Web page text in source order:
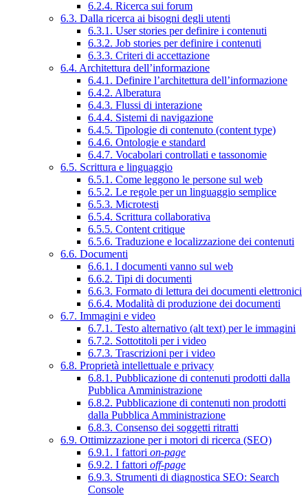
6.2.4. Ricerca sui forum
6.3. Dalla ricerca ai bisogni degli utenti
6.3.1. User stories per definire i contenuti
6.3.2. Job stories per definire i contenuti
6.3.3. Criteri di accettazione
6.4. Architettura dell’informazione
6.4.1. Definire l’architettura dell’informazione
6.4.2. Alberatura
6.4.3. Flussi di interazione
6.4.4. Sistemi di navigazione
6.4.5. Tipologie di contenuto (content type)
6.4.6. Ontologie e standard
6.4.7. Vocabolari controllati e tassonomie
6.5. Scrittura e linguaggio
6.5.1. Come leggono le persone sul web
6.5.2. Le regole per un linguaggio semplice
6.5.3. Microtesti
6.5.4. Scrittura collaborativa
6.5.5. Content critique
6.5.6. Traduzione e localizzazione dei contenuti
6.6. Documenti
6.6.1. I documenti vanno sul web
6.6.2. Tipi di documenti
6.6.3. Formato di lettura dei documenti elettronici
6.6.4. Modalità di produzione dei documenti
6.7. Immagini e video
6.7.1. Testo alternativo (alt text) per le immagini
6.7.2. Sottotitoli per i video
6.7.3. Trascrizioni per i video
6.8. Proprietà intellettuale e privacy
6.8.1. Pubblicazione di contenuti prodotti dalla
Pubblica Amministrazione
6.8.2. Pubblicazione di contenuti non prodotti
dalla Pubblica Amministrazione
6.8.3. Consenso dei soggetti ritratti
6.9. Ottimizzazione per i motori di ricerca (SEO)
6.9.1. I fattori on-page
6.9.2. I fattori off-page
6.9.3. Strumenti di diagnostica SEO: Search
Console